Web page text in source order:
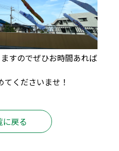
すのでぜひお時間あれば
くださいませ！
に戻る